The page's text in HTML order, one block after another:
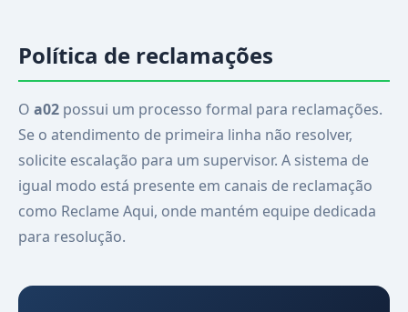
Política de reclamações
O a02 possui um processo formal para reclamações.
Se o atendimento de primeira linha não resolver,
solicite escalação para um supervisor. A sistema de
igual modo está presente em canais de reclamação
como Reclame Aqui, onde mantém equipe dedicada
para resolução.